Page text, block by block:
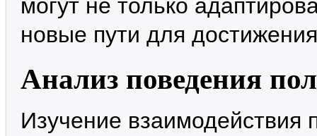
могут не только
новые пути для
Анализ поведения
Изучение взаимодействия